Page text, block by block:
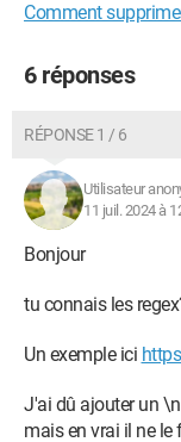
Comment
6 réponses
RÉPONSE 1 / 6
Utilisateur
11 juil. 2024 à
Bonjour
tu connais les
Un exemple ici
J'ai dû ajouter un
mais en vrai il ne le